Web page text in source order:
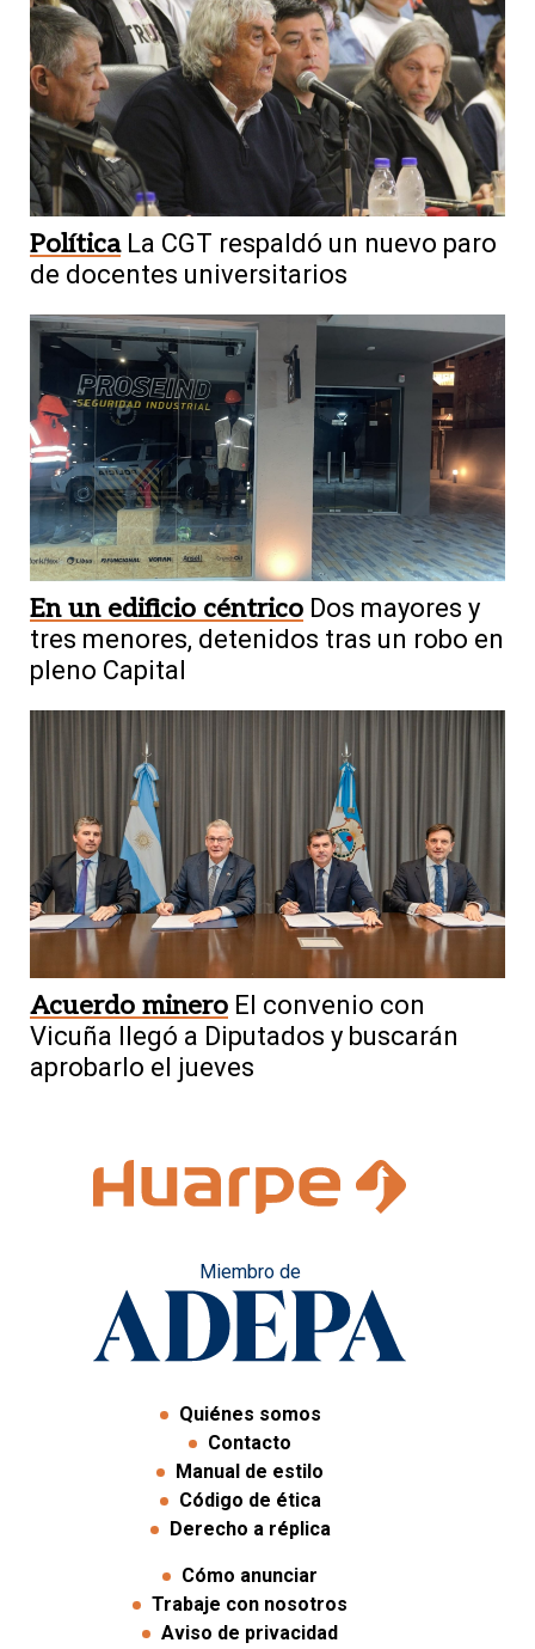
Política La CGT respaldó un nuevo paro
de docentes universitarios
En un edificio céntrico Dos mayores y
tres menores, detenidos tras un robo en
pleno Capital
Acuerdo minero El convenio con
Vicuña llegó a Diputados y buscarán
aprobarlo el jueves
Miembro de
Quiénes somos
Contacto
Manual de estilo
Código de ética
Derecho a réplica
Cómo anunciar
Trabaje con nosotros
Aviso de privacidad